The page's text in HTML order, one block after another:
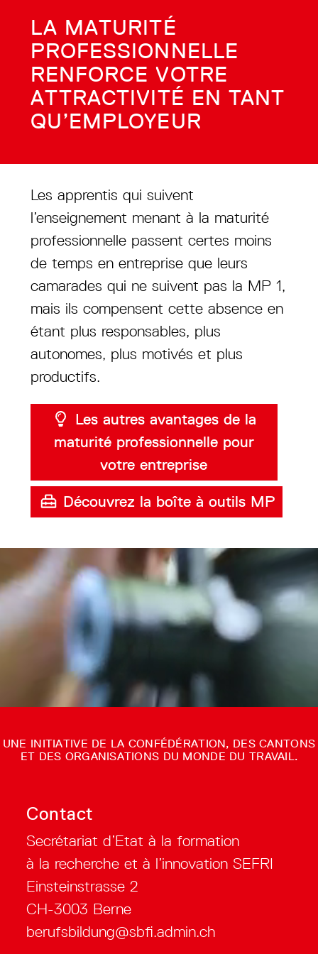
LA MATURITÉ
PROFESSIONNELLE
RENFORCE VOTRE
ATTRACTIVITÉ EN TANT
QU’EMPLOYEUR
Les apprentis qui suivent
l’enseignement menant à la maturité
professionnelle passent certes moins
de temps en entreprise que leurs
camarades qui ne suivent pas la MP 1,
mais ils compensent cette absence en
étant plus responsables, plus
autonomes, plus motivés et plus
productifs.
Les autres avantages de la
maturité professionnelle pour
votre entreprise
Découvrez la boîte à outils MP
UNE INITIATIVE DE LA CONFÉDÉRATION, DES CANTONS
ET DES ORGANISATIONS DU MONDE DU TRAVAIL.
Contact
Secrétariat d’Etat à la formation
à la recherche et à l’innovation SEFRI
Einsteinstrasse 2
CH-3003 Berne
berufsbildung@sbfi.admin.ch